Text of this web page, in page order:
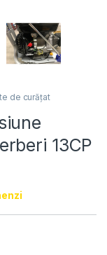
de curățat
13CP